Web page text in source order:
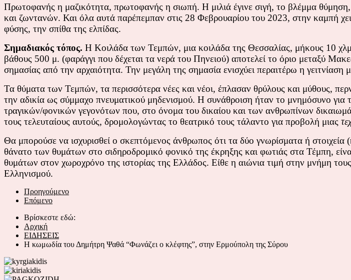
Πρωτοφανής η μαζικότητα, πρωτοφανής η σιωπή. Η μιλιά έγινε σιγή, το βλέμμα
και ζωντανών. Και όλα αυτά παρέπεμπαν στις 28 Φεβρουαρίου του 2023, στην καμπή
φύσης, την σπίθα της ελπίδας.
Σημαδιακός τόπος. Η Κοιλάδα των Τεμπών, μια κοιλάδα της Θεσσαλίας, μήκους 10
βάθους 500 μ. (φαράγγι που δέχεται τα νερά του Πηνειού) αποτελεί το όριο μεταξύ
σημασίας από την αρχαιότητα. Την μεγάλη της σημασία ενισχύει περαιτέρω η
Τα θύματα των Τεμπών, τα περισσότερα νέες και νέοι, έπλασαν θρύλους και μύθους,
την αδικία ως σύμμαχο πνευματικού μηδενισμού. Η συνάθροιση ήταν το μνημόσυνο
τραγικών/φονικών γεγονότων που, στο όνομα του δικαίου και των ανθρωπίνων
τους τελευταίους αυτούς, δρομολογώντας το θεατρικό τους τάλαντο για προβολή μιας
Θα μπορούσε να ισχυρισθεί ο σκεπτόμενος άνθρωπος ότι τα δύο γνωρίσματα ή
θάνατο των θυμάτων στο σιδηροδρομικό φονικό της έκρηξης και φωτιάς στα Τέμπη,
θυμάτων στον χωροχρόνο της ιστορίας της Ελλάδος. Είθε η αιώνια τιμή στην μνήμη
Ελληνισμού.
Προηγούμενο
Επόμενο
Βρίσκεστε εδώ:
Αρχική
ΕΙΔΗΣΕΙΣ
Η κωμωδία του Δημήτρη Ψαθά “Φωνάζει ο κλέφτης”, στην Ερμούπολη της Σύρου